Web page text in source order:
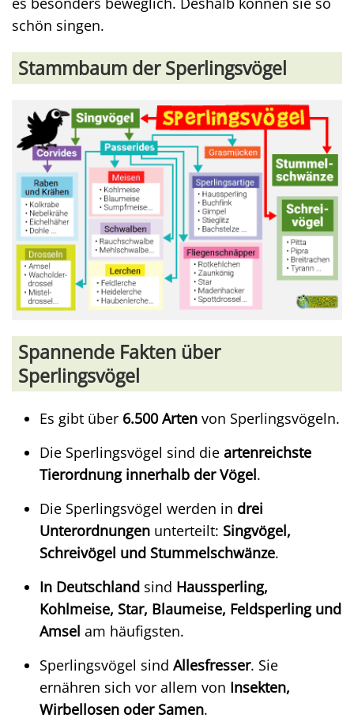
schön singen.
Stammbaum der Sperlingsvögel
Spannende Fakten über
Sperlingsvögel
Es gibt über 6.500 Arten von Sperlingsvögeln.
Die Sperlingsvögel sind die artenreichste
Tierordnung innerhalb der Vögel.
Die Sperlingsvögel werden in drei
Unterordnungen unterteilt: Singvögel,
Schreivögel und Stummelschwänze.
In Deutschland sind Haussperling,
Kohlmeise, Star, Blaumeise, Feldsperling und
Amsel am häufigsten.
Sperlingsvögel sind Allesfresser. Sie
ernähren sich vor allem von Insekten,
Wirbellosen oder Samen.